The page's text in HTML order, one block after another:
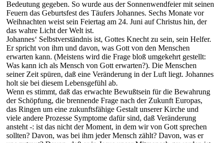
Bedeutung gegeben. So wurde aus der Sonnenwendfeier mit seinen
Feuern das Geburtsfest des Täufers Johannes. Sechs Monate vor
Weihnachten weist sein Feiertag am 24. Juni auf Christus hin, der
das wahre Licht der Welt ist.
Johannes‘ Selbstverständnis ist, Gottes Knecht zu sein, sein Helfer.
Er spricht von ihm und davon, was Gott von den Menschen
erwarten kann. (Meistens wird die Frage bloß umgekehrt gestellt:
Was kann ich als Mensch von Gott erwarten?). Die Menschen
seiner Zeit spüren, daß eine Veränderung in der Luft liegt. Johannes
holt sie bei diesem Lebensgefühl ab.
Wenn es stimmt, daß das erwachte Bewußtsein für die Bewahrung
der Schöpfung, die brennende Frage nach der Zukunft Europas,
das Ringen um eine zukunftsfähige Gestalt unserer Kirche und
viele andere Prozesse Symptome dafür sind, daß Veränderung
ansteht -: ist das nicht der Moment, in dem wir von Gott sprechen
sollten? Davon, was bei ihm jeder Mensch zählt? Davon, was er